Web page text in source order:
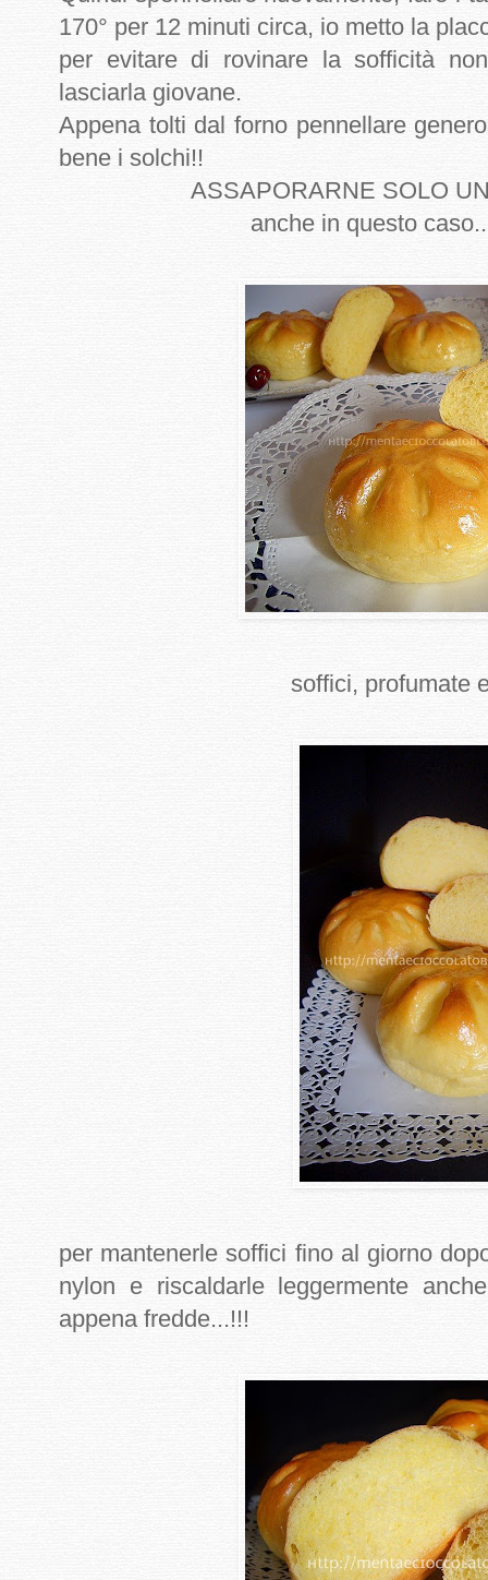
170° per 12 minuti circa, io metto la
per evitare di rovinare la sofficità
lasciarla giovane.
Appena tolti dal forno pennellare
bene i solchi!!
ASSAPORARNE SOLO
anche in questo
soffici, profumate
per mantenerle soffici fino al giorno
nylon e riscaldarle leggermente
appena fredde...!!!